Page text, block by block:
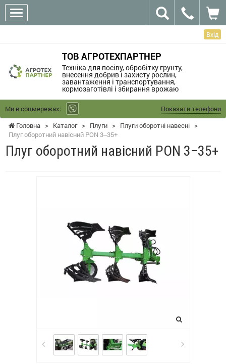
Вхід
ТОВ АГРОТЕХПАРТНЕР
Техніка для посіву, обробітку грунту,
внесення добрив і захисту рослин,
завантаження і транспортування,
кормозаготівлі і збирання врожаю
Ми в соцмережах:
Показати телефони
Головна > Каталог > Плуги > Плуги оборотні навесні >
Плуг оборотний навісний PON 3‒35+
Плуг оборотний навісний PON 3‒35+